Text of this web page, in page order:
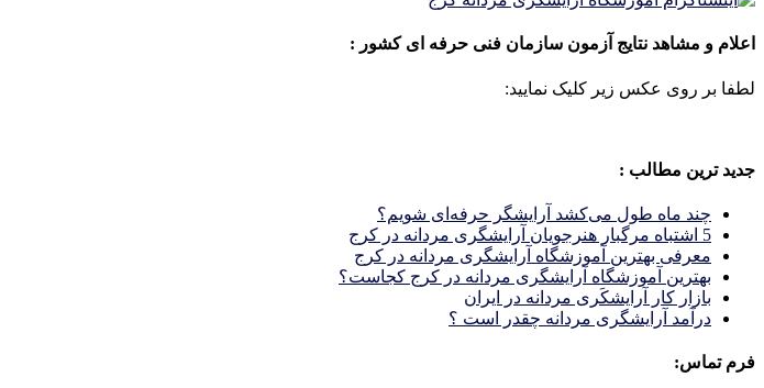
اعلام و مشاهد نتایج آزمون سازمان فنی حرفه ای کشور :
لطفا بر روی عکس زیر کلیک نمایید:
جدید ترین مطالب :
چند ماه طول می‌کشد آرایشگر حرفه‌ای شویم؟
5 اشتباه مرگبار هنرجویان آرایشگری مردانه در کرج
معرفی بهترین آموزشگاه آرایشگری مردانه در کرج
بهترین آموزشگاه آرایشگری مردانه در کرج کجاست؟
بازار كار آرايشكَرى مردانه در ايران
درآمد آرایشگری مردانه چقدر است ؟
فرم تماس: